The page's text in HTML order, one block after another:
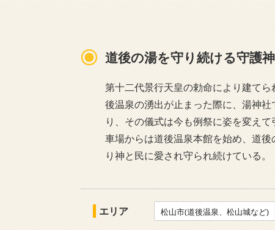
道後の湯を守り続ける守護神
第十二代景行天皇の勅命により建て
後温泉の湧出が止まった際に、湯神
り、その儀式は今も例祭に姿を変え
車場からは道後温泉本館を始め、道
り神と民に愛され守られ続けている。
エリア 松山市(道後温泉、松山城など)